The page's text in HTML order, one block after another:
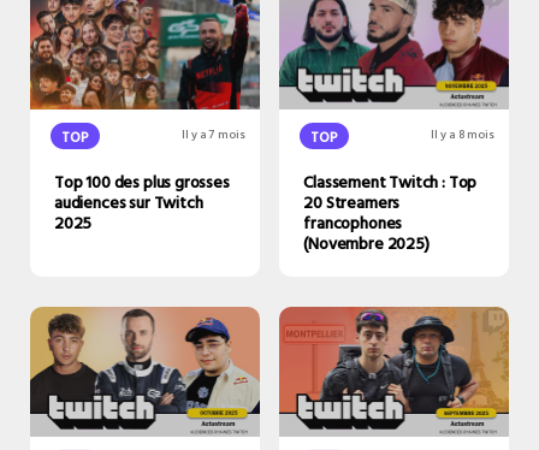
TOP Il y a 7 mois
Top 100 des plus grosses
audiences sur Twitch
2025
TOP Il y a 8 mois
Classement Twitch : Top
20 Streamers
francophones
(Novembre 2025)